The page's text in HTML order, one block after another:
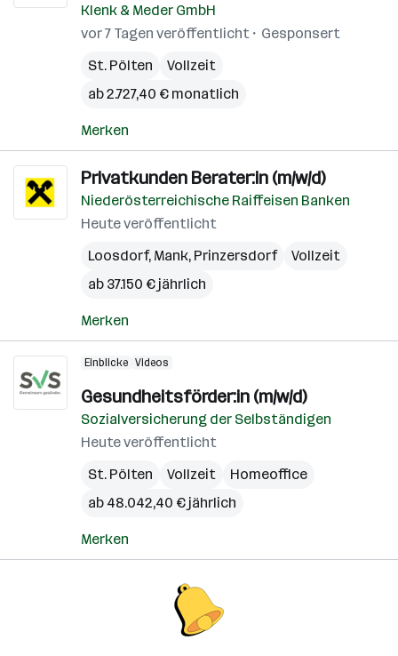
Klenk & Meder GmbH
vor 7 Tagen veröffentlicht
Gesponsert
St. Pölten
Vollzeit
ab 2.727,40 € monatlich
Merken
Privatkunden Berater:in (m/w/d)
Niederösterreichische Raiffeisen Banken
Heute veröffentlicht
Loosdorf, Mank, Prinzersdorf
Vollzeit
ab 37.150 € jährlich
Merken
Einblicke Videos
Gesundheitsförder:in (m/w/d)
Sozialversicherung der Selbständigen
Heute veröffentlicht
St. Pölten
Vollzeit
Homeoffice
ab 48.042,40 € jährlich
Merken